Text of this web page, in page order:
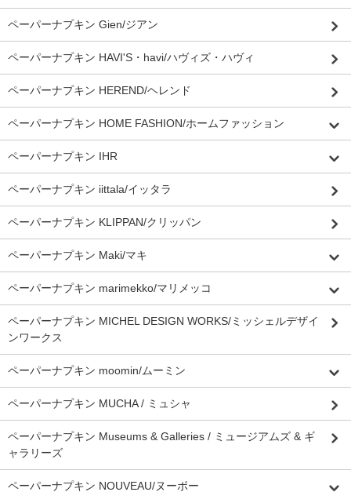
ペーパーナプキン Gien/ジアン
ペーパーナプキン HAVI'S・havi/ハヴィズ・ハヴィ
ペーパーナプキン HEREND/ヘレンド
ペーパーナプキン HOME FASHION/ホームファッション
ペーパーナプキン IHR
ペーパーナプキン iittala/イッタラ
ペーパーナプキン KLIPPAN/クリッパン
ペーパーナプキン Maki/マキ
ペーパーナプキン marimekko/マリメッコ
ペーパーナプキン MICHEL DESIGN WORKS/ミッシェルデザイ
ンワークス
ペーパーナプキン moomin/ムーミン
ペーパーナプキン MUCHA / ミュシャ
ペーパーナプキン Museums & Galleries / ミュージアムズ & ギ
ャラリーズ
ペーパーナプキン NOUVEAU/ヌーボー